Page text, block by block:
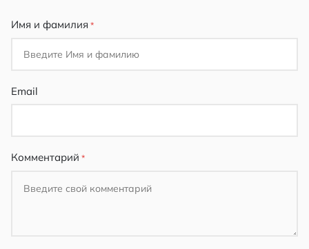
Имя и фамилия
Email
Комментарий